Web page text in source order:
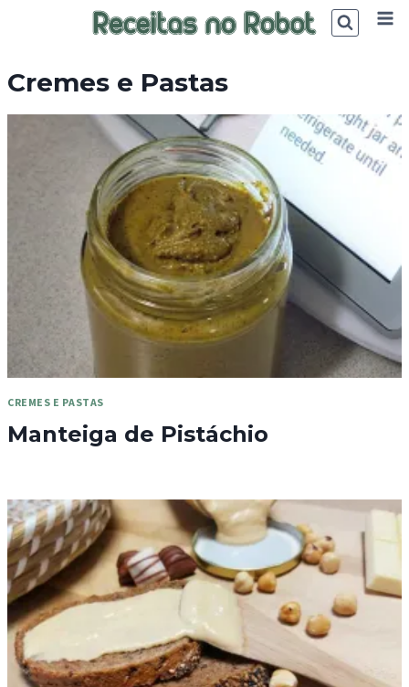
Cremes e Pastas
CREMES E PASTAS
Manteiga de Pistáchio